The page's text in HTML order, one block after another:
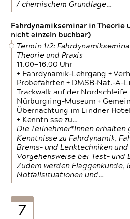
/ chemischem Grundlage…
Fahrdynamikseminar in Theorie
nicht einzeln buchbar)
Termin 1/2:
Theorie und Praxis
11.00—16.00 Uhr
+ Fahrdynamik-Lehrgang +
Probefahrten + DMSB-Nat.-A-
Trackwalk auf der Nordschleife
Nürburgring-Museum +
Übernachtung im Lindner
+ Kenntnisse zu…
Die Teilnehmer*Innen erhalten
Kenntnisse zu Fahrdynamik,
Brems- und Lenktechniken
Vorgehensweise bei Test- und
Zudem werden Flaggenkunde,
Notfallsituationen und…
7